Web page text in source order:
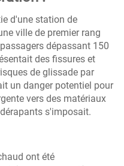
d'une station de
ville de premier rang
dépassant 150
des fissures et
de glissade par
un danger potentiel pour
vers des matériaux
s'imposait.
ont été